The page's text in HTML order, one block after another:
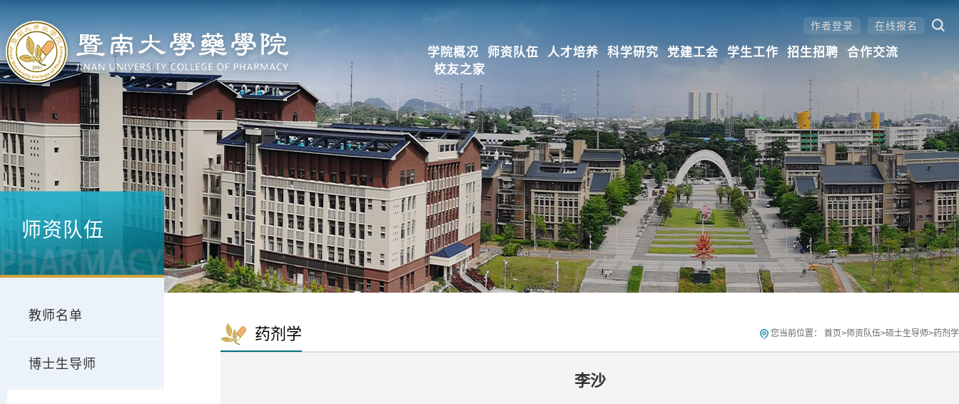
作者登录 在线报名
学院概况 师资队伍 人才培养 科学研究 党建工会 学生工作 招生招聘
合作交流
校友之家
师资队伍
教师名单
博士生导师
药剂学 您当前位置： 首页>师资队伍>硕士生导师>药剂学
李沙